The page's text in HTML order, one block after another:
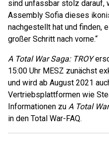
sind unfassbar stolz darauf,
Assembly Sofia dieses
nachgestellt hat und finden,
großer Schritt nach vorne.“
A Total War Saga: TROY
15:00 Uhr MESZ zunächst
und wird ab August 2021
Vertriebsplattformen wie
Informationen zu A Total
in den Total War-FAQ.